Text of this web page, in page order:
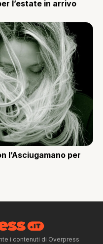
l’estate in arrivo
l’Asciugamano per
i contenuti di Overpress